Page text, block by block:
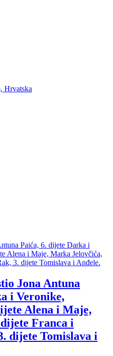
Jona Antuna
i Veronike,
Alena i Maje,
Franca i
dijete Tomislava i